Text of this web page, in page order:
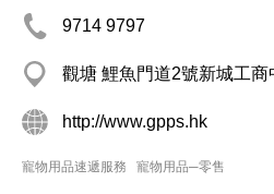
9714 9797
觀塘 鯉魚門道2號新城工商
http://www.gpps.hk
寵物用品速遞服務 寵物用品─零售